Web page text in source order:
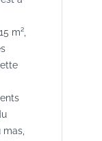
m²,